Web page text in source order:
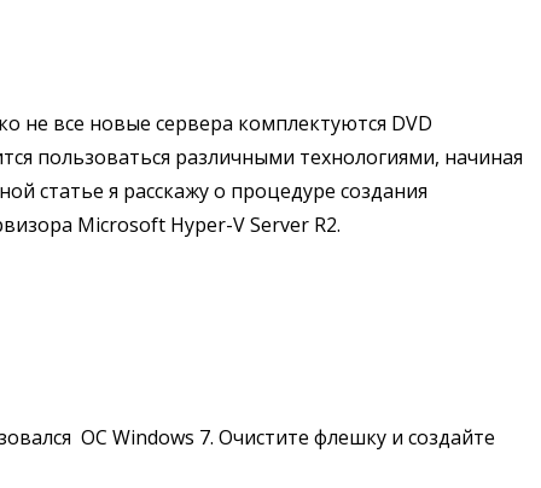
не все новые сервера комплектуются DVD
пользоваться различными технологиями, начиная
статье я расскажу о процедуре создания
Microsoft Hyper-V Server R2.
ОС Windows 7. Очистите флешку и создайте